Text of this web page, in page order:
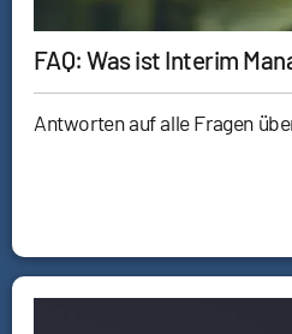
FAQ: Was ist Interim
Antworten auf alle Fragen